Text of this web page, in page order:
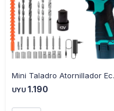
Mini
UYU 1.190